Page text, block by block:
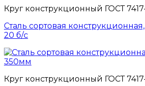
Круг конструкционный ГОСТ
Сталь сортовая
20 б/с
Круг конструкционный ГОСТ